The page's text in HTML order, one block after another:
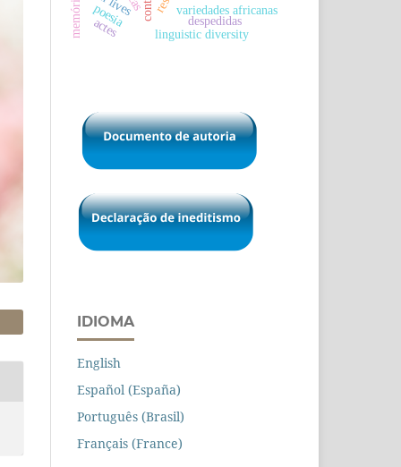
variedades africanas
despedidas
linguistic diversity
poesia
memória conto
actes
IDIOMA
English
Español (España)
Português (Brasil)
Français (France)